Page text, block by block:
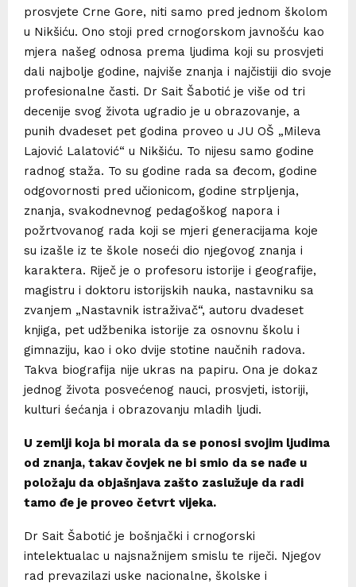
prosvjete Crne Gore, niti samo pred jednom školom
u Nikšiću. Ono stoji pred crnogorskom javnošću kao
mjera našeg odnosa prema ljudima koji su prosvjeti
dali najbolje godine, najviše znanja i najčistiji dio svoje
profesionalne časti. Dr Sait Šabotić je više od tri
decenije svog života ugradio je u obrazovanje, a
punih dvadeset pet godina proveo u JU OŠ „Mileva
Lajović Lalatović“ u Nikšiću. To nijesu samo godine
radnog staža. To su godine rada sa đecom, godine
odgovornosti pred učionicom, godine strpljenja,
znanja, svakodnevnog pedagoškog napora i
požrtvovanog rada koji se mjeri generacijama koje
su izašle iz te škole noseći dio njegovog znanja i
karaktera. Riječ je o profesoru istorije i geografije,
magistru i doktoru istorijskih nauka, nastavniku sa
zvanjem „Nastavnik istraživač“, autoru dvadeset
knjiga, pet udžbenika istorije za osnovnu školu i
gimnaziju, kao i oko dvije stotine naučnih radova.
Takva biografija nije ukras na papiru. Ona je dokaz
jednog života posvećenog nauci, prosvjeti, istoriji,
kulturi śećanja i obrazovanju mladih ljudi.
U zemlji koja bi morala da se ponosi svojim ljudima
od znanja, takav čovjek ne bi smio da se nađe u
položaju da objašnjava zašto zaslužuje da radi
tamo đe je proveo četvrt vijeka.
Dr Sait Šabotić je bošnjački i crnogorski
intelektualac u najsnažnijem smislu te riječi. Njegov
rad prevazilazi uske nacionalne, školske i